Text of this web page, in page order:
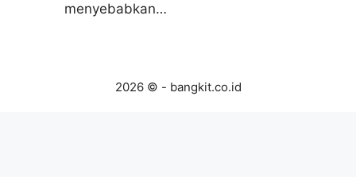
menyebabkan…
2026 © - bangkit.co.id